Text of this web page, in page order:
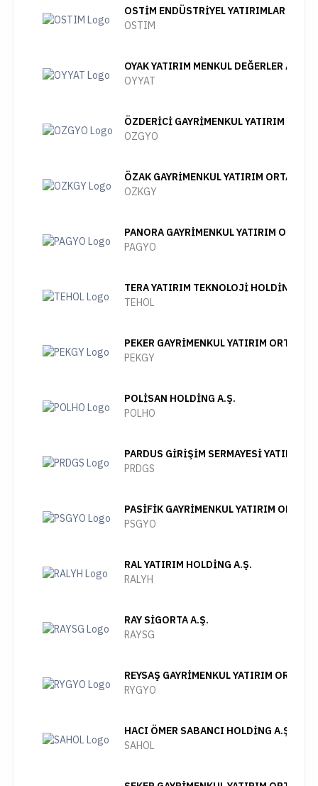
OSTİM ENDÜSTRİYEL YATIRIMLAR VE
OSTIM
OYAK YATIRIM MENKUL DEĞERLER A.Ş.
OYYAT
ÖZDERİCİ GAYRİMENKUL YATIRIM
OZGYO
ÖZAK GAYRİMENKUL YATIRIM
OZKGY
PANORA GAYRİMENKUL YATIRIM
PAGYO
TERA YATIRIM TEKNOLOJİ HOLDİNG A.Ş.
TEHOL
PEKER GAYRİMENKUL YATIRIM
PEKGY
POLİSAN HOLDİNG A.Ş.
POLHO
PARDUS GİRİŞİM SERMAYESİ YATIRIM
PRDGS
PASİFİK GAYRİMENKUL YATIRIM
PSGYO
RAL YATIRIM HOLDİNG A.Ş.
RALYH
RAY SİGORTA A.Ş.
RAYSG
REYSAŞ GAYRİMENKUL YATIRIM
RYGYO
HACI ÖMER SABANCI HOLDİNG A.Ş.
SAHOL